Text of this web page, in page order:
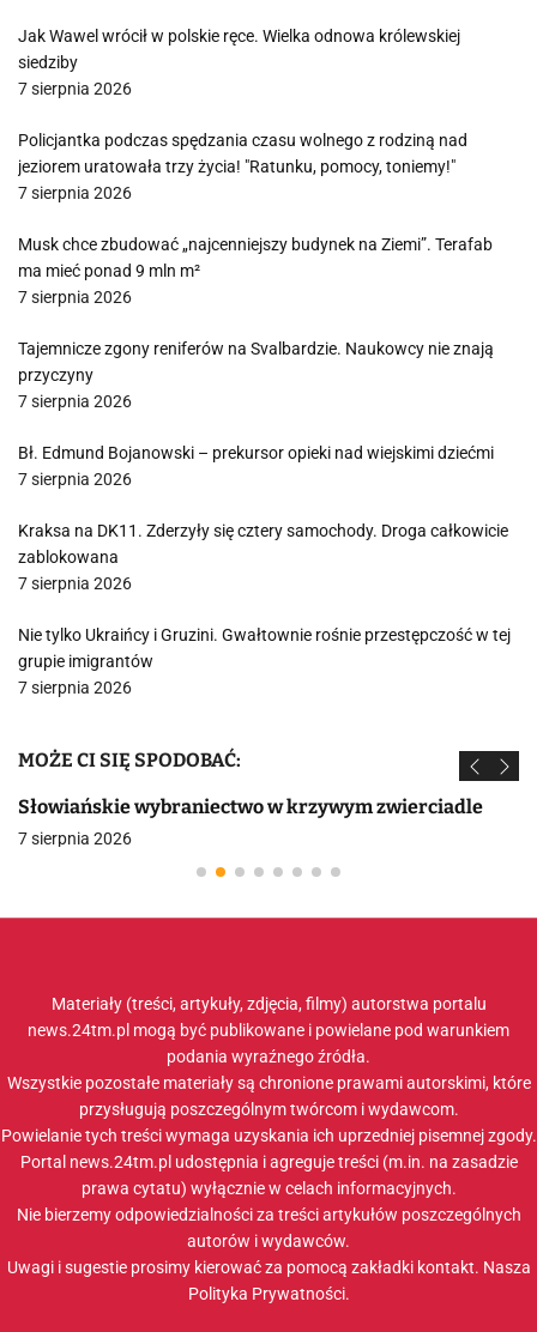
Jak Wawel wrócił w polskie ręce. Wielka odnowa królewskiej
siedziby
7 sierpnia 2026
Policjantka podczas spędzania czasu wolnego z rodziną nad
jeziorem uratowała trzy życia! "Ratunku, pomocy, toniemy!"
7 sierpnia 2026
Musk chce zbudować „najcenniejszy budynek na Ziemi”. Terafab
ma mieć ponad 9 mln m²
7 sierpnia 2026
Tajemnicze zgony reniferów na Svalbardzie. Naukowcy nie znają
przyczyny
7 sierpnia 2026
Bł. Edmund Bojanowski – prekursor opieki nad wiejskimi dziećmi
7 sierpnia 2026
Kraksa na DK11. Zderzyły się cztery samochody. Droga całkowicie
zablokowana
7 sierpnia 2026
Nie tylko Ukraińcy i Gruzini. Gwałtownie rośnie przestępczość w tej
grupie imigrantów
7 sierpnia 2026
MOŻE CI SIĘ SPODOBAĆ:
Słowiańskie wybraniectwo w krzywym zwierciadle
7 sierpnia 2026
Materiały (treści, artykuły, zdjęcia, filmy) autorstwa portalu
news.24tm.pl mogą być publikowane i powielane pod warunkiem
podania wyraźnego źródła.
Wszystkie pozostałe materiały są chronione prawami autorskimi, które
przysługują poszczególnym twórcom i wydawcom.
Powielanie tych treści wymaga uzyskania ich uprzedniej pisemnej zgody.
Portal news.24tm.pl udostępnia i agreguje treści (m.in. na zasadzie
prawa cytatu) wyłącznie w celach informacyjnych.
Nie bierzemy odpowiedzialności za treści artykułów poszczególnych
autorów i wydawców.
Uwagi i sugestie prosimy kierować za pomocą zakładki kontakt. Nasza
Polityka Prywatności.